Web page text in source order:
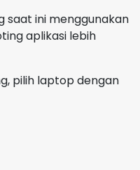
ini menggunakan
aplikasi lebih
pilih laptop dengan